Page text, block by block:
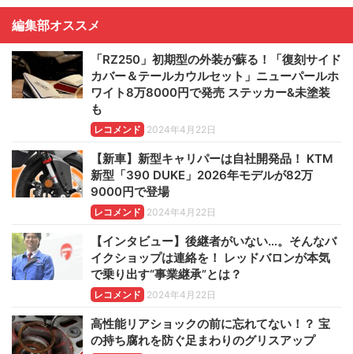
編集部オススメ
「RZ250」初期型の外装が蘇る！「復刻サイド
カバー＆テールカウルセット」ニューパールホ
ワイト8万8000円で発売 ステッカー&未塗装
も
レコメンド 2024年4月22日
【新車】新型キャリパーは自社開発品！ KTM
新型「390 DUKE」2026年モデルが82万
9000円で登場
レコメンド 2024年4月22日
【インタビュー】後継者がいない…。そんなバ
イクショップは連絡を！ レッドバロンが本気
で乗り出す“事業継承”とは？
レコメンド 2024年4月22日
高性能リアショックの前に忘れてない！？ 宝
の持ち腐れを防ぐ足まわりのグリスアップ